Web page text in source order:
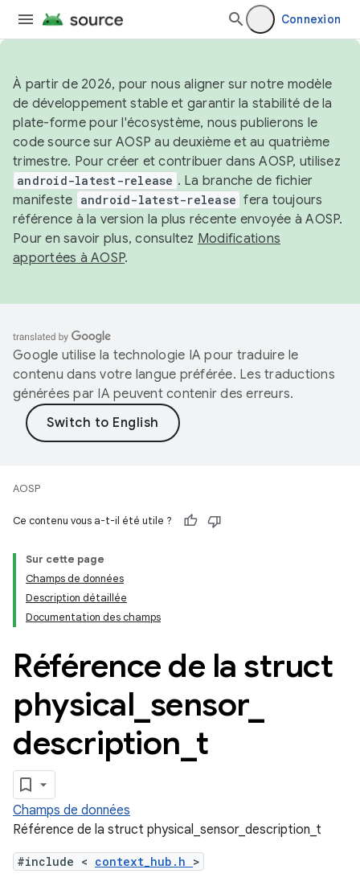
Connexion
À partir de 2026, pour nous aligner sur notre modèle
de développement stable et garantir la stabilité de la
plate-forme pour l'écosystème, nous publierons le
code source sur AOSP au deuxième et au quatrième
trimestre. Pour créer et contribuer dans AOSP, utilisez
android-latest-release . La branche de fichier
manifeste android-latest-release fera toujours
référence à la version la plus récente envoyée à AOSP.
Pour en savoir plus, consultez Modifications
apportées à AOSP.
Google utilise la technologie IA pour traduire le
contenu dans votre langue préférée. Les traductions
générées par IA peuvent contenir des erreurs.
AOSP
Ce contenu vous a-t-il été utile ?
Sur cette page
Champs de données
Description détaillée
Documentation des champs
Référence de la struct
physical sensor_
description t
Champs de données
Référence de la struct physical_sensor_description_t
#include < context_hub.h >